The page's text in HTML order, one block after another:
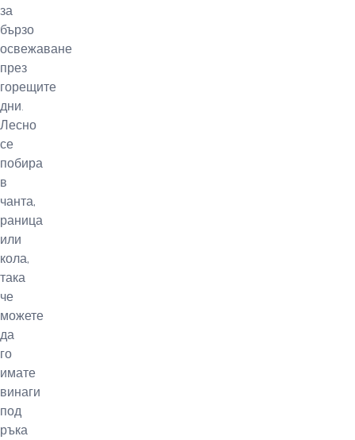
за
бързо
освежаване
през
горещите
дни.
Лесно
се
побира
в
чанта,
раница
или
кола,
така
че
можете
да
го
имате
винаги
под
ръка